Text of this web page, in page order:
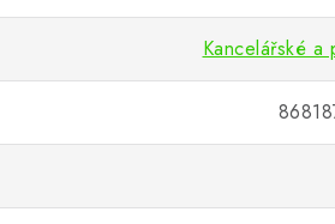
Kancelářské a